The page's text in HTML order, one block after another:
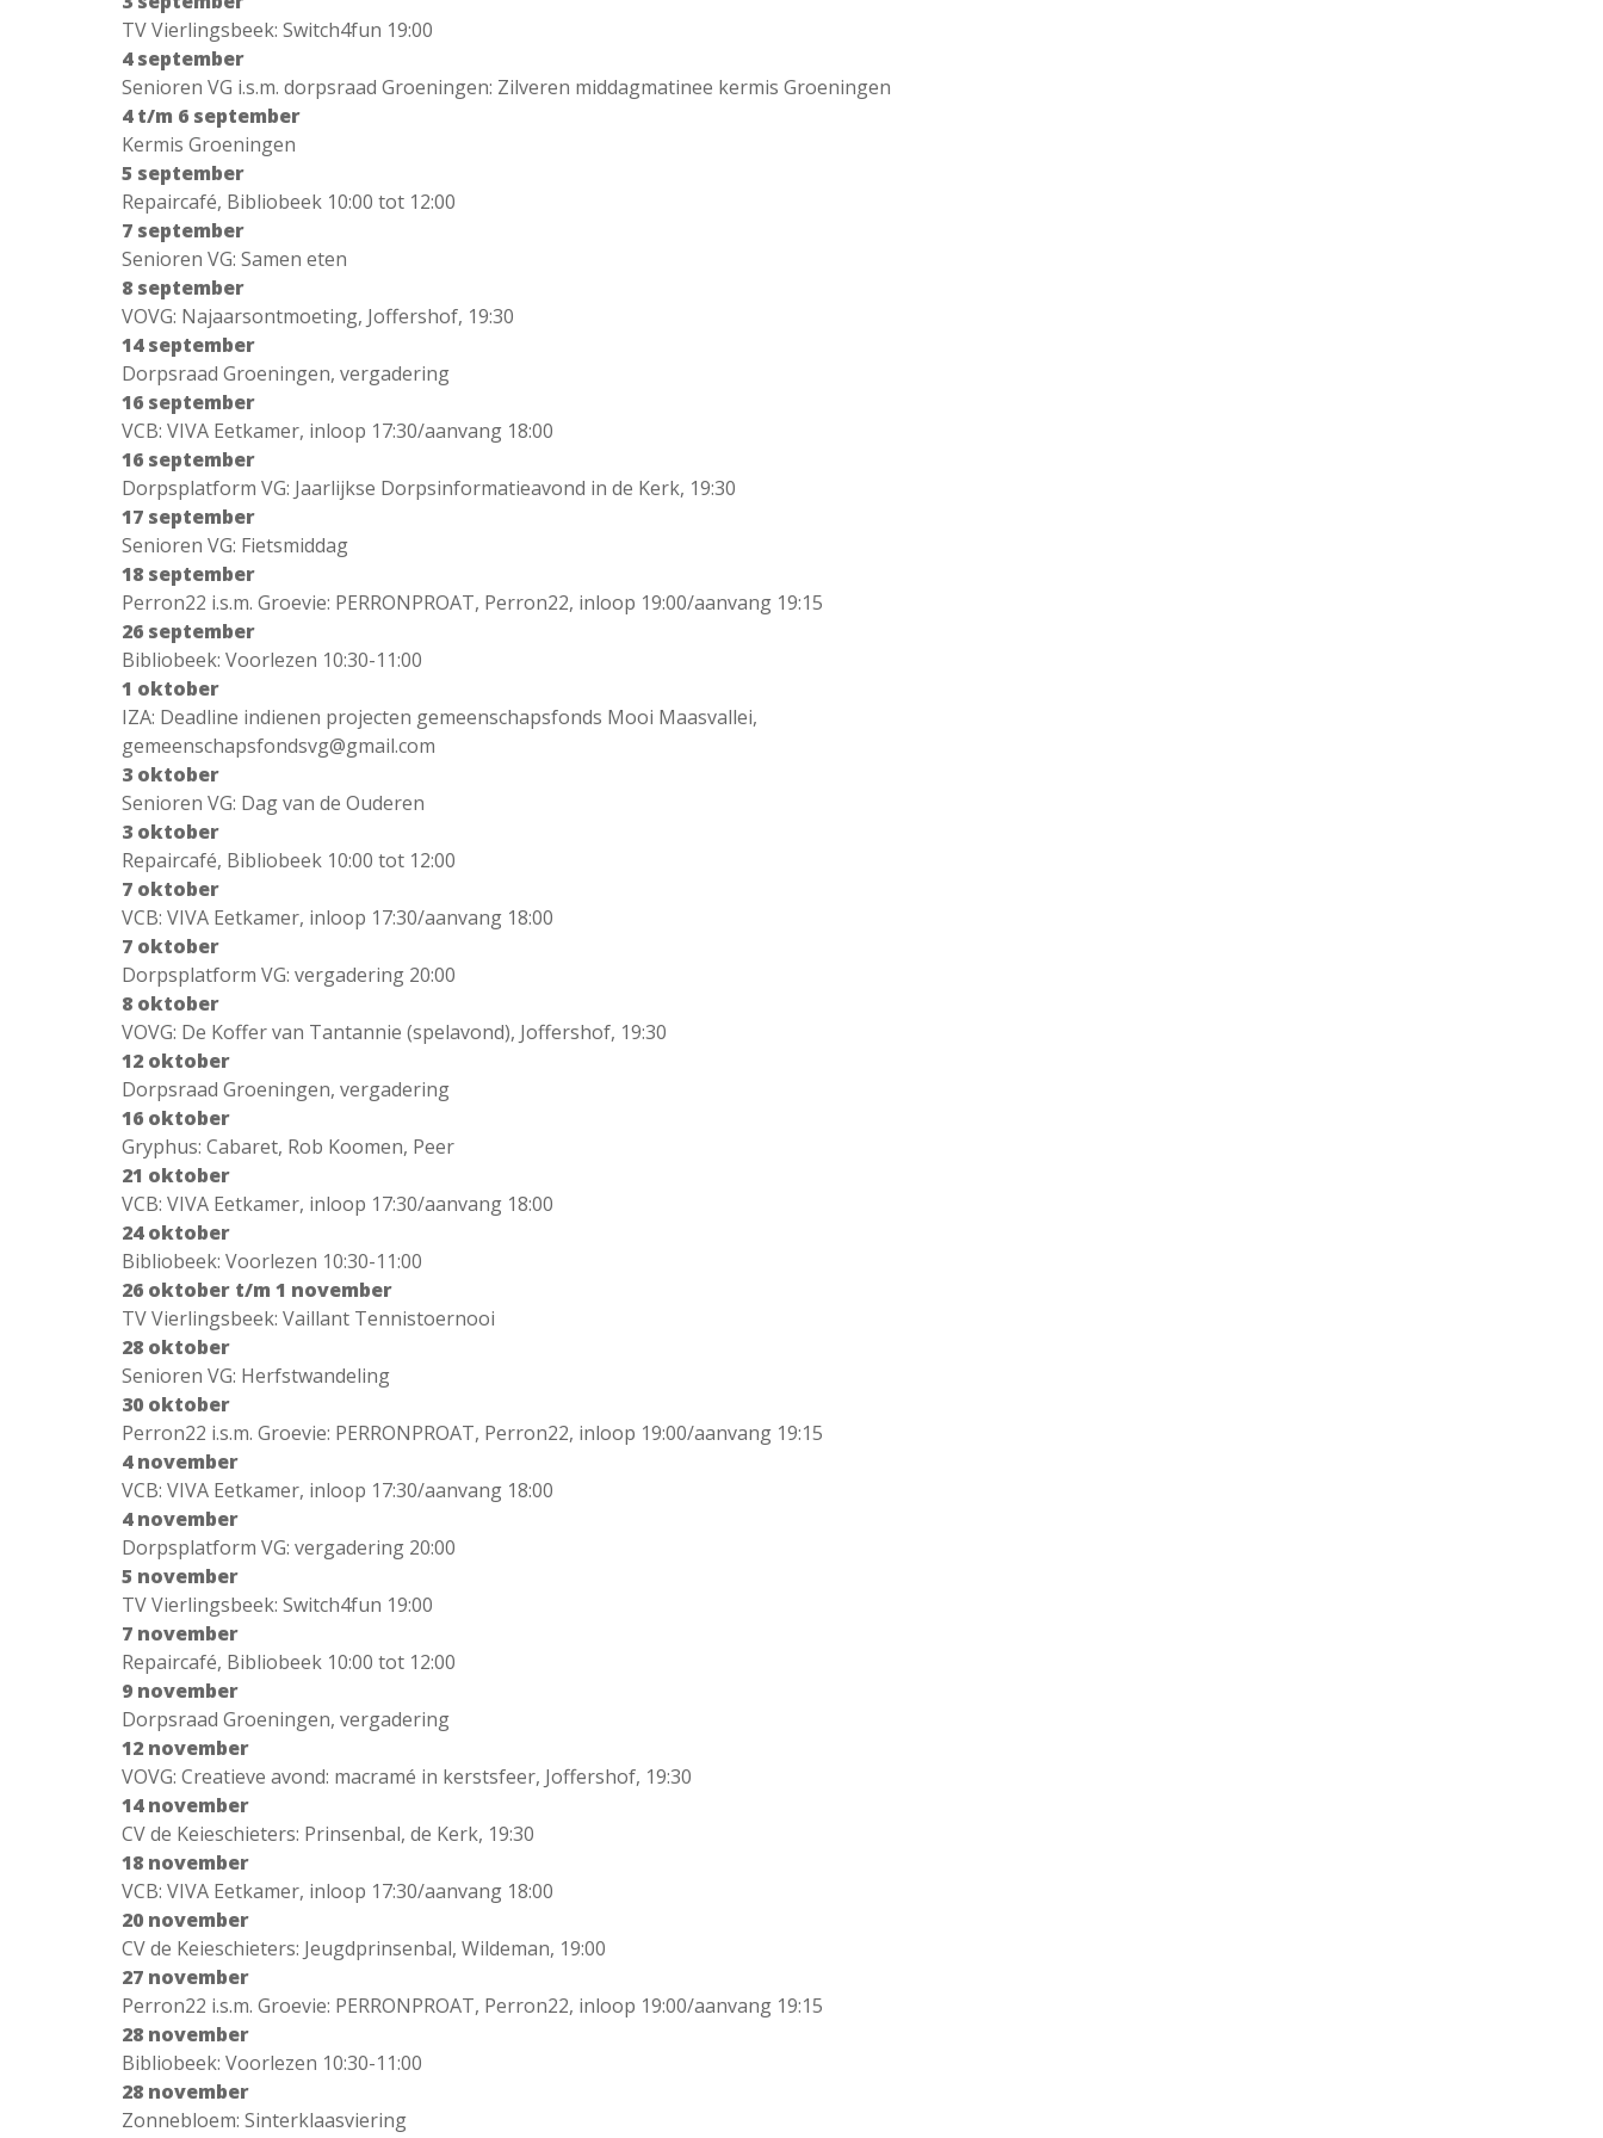
TV Vierlingsbeek: Switch4fun 19:00
4 september
Senioren VG i.s.m. dorpsraad Groeningen: Zilveren middagmatinee kermis Groeningen
4 t/m 6 september
Kermis Groeningen
5 september
Repaircafé, Bibliobeek 10:00 tot 12:00
7 september
Senioren VG: Samen eten
8 september
VOVG: Najaarsontmoeting, Joffershof, 19:30
14 september
Dorpsraad Groeningen, vergadering
16 september
VCB: VIVA Eetkamer, inloop 17:30/aanvang 18:00
16 september
Dorpsplatform VG: Jaarlijkse Dorpsinformatieavond in de Kerk, 19:30
17 september
Senioren VG: Fietsmiddag
18 september
Perron22 i.s.m. Groevie: PERRONPROAT, Perron22, inloop 19:00/aanvang 19:15
26 september
Bibliobeek: Voorlezen 10:30-11:00
1 oktober
IZA: Deadline indienen projecten gemeenschapsfonds Mooi Maasvallei,
gemeenschapsfondsvg@gmail.com
3 oktober
Senioren VG: Dag van de Ouderen
3 oktober
Repaircafé, Bibliobeek 10:00 tot 12:00
7 oktober
VCB: VIVA Eetkamer, inloop 17:30/aanvang 18:00
7 oktober
Dorpsplatform VG: vergadering 20:00
8 oktober
VOVG: De Koffer van Tantannie (spelavond), Joffershof, 19:30
12 oktober
Dorpsraad Groeningen, vergadering
16 oktober
Gryphus: Cabaret, Rob Koomen, Peer
21 oktober
VCB: VIVA Eetkamer, inloop 17:30/aanvang 18:00
24 oktober
Bibliobeek: Voorlezen 10:30-11:00
26 oktober t/m 1 november
TV Vierlingsbeek: Vaillant Tennistoernooi
28 oktober
Senioren VG: Herfstwandeling
30 oktober
Perron22 i.s.m. Groevie: PERRONPROAT, Perron22, inloop 19:00/aanvang 19:15
4 november
VCB: VIVA Eetkamer, inloop 17:30/aanvang 18:00
4 november
Dorpsplatform VG: vergadering 20:00
5 november
TV Vierlingsbeek: Switch4fun 19:00
7 november
Repaircafé, Bibliobeek 10:00 tot 12:00
9 november
Dorpsraad Groeningen, vergadering
12 november
VOVG: Creatieve avond: macramé in kerstsfeer, Joffershof, 19:30
14 november
CV de Keieschieters: Prinsenbal, de Kerk, 19:30
18 november
VCB: VIVA Eetkamer, inloop 17:30/aanvang 18:00
20 november
CV de Keieschieters: Jeugdprinsenbal, Wildeman, 19:00
27 november
Perron22 i.s.m. Groevie: PERRONPROAT, Perron22, inloop 19:00/aanvang 19:15
28 november
Bibliobeek: Voorlezen 10:30-11:00
28 november
Zonnebloem: Sinterklaasviering